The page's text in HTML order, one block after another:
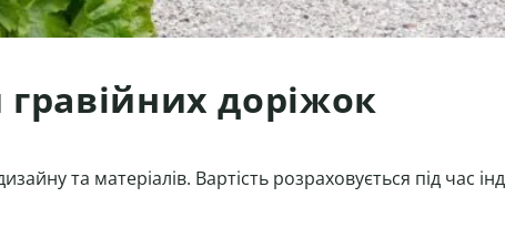
доріжок
та матеріалів. Вартість розраховується під час